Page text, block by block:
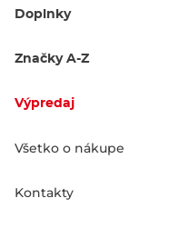
Doplnky
Značky A-Z
Výpredaj
Všetko o nákupe
Kontakty
182.00 €